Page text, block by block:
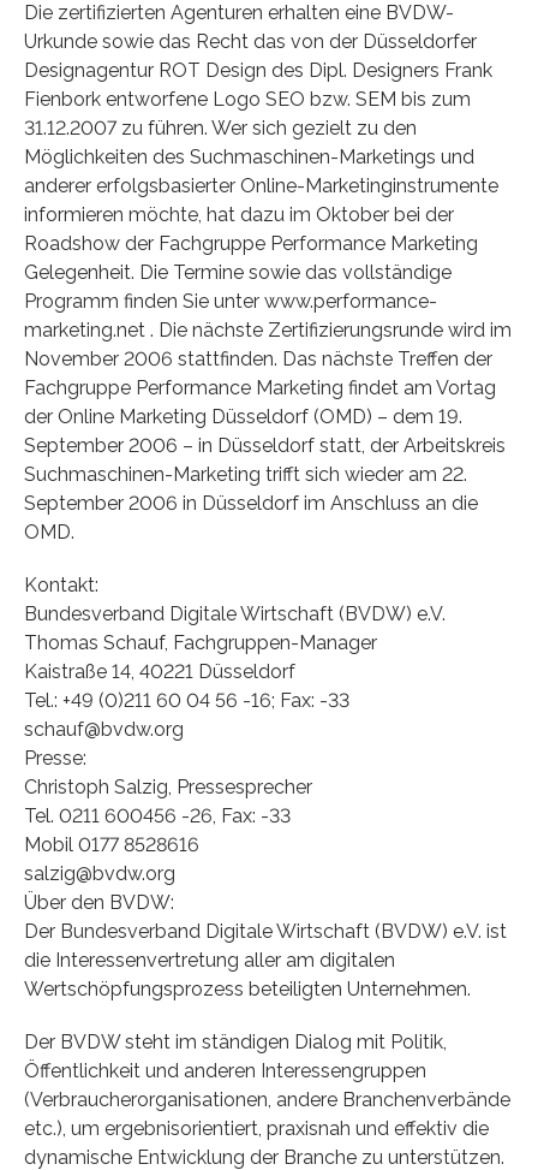
Die zertifizierten Agenturen erhalten eine BVDW-
Urkunde sowie das Recht das von der Düsseldorfer
Designagentur ROT Design des Dipl. Designers Frank
Fienbork entworfene Logo SEO bzw. SEM bis zum
31.12.2007 zu führen. Wer sich gezielt zu den
Möglichkeiten des Suchmaschinen-Marketings und
anderer erfolgsbasierter Online-Marketinginstrumente
informieren möchte, hat dazu im Oktober bei der
Roadshow der Fachgruppe Performance Marketing
Gelegenheit. Die Termine sowie das vollständige
Programm finden Sie unter www.performance-
marketing.net . Die nächste Zertifizierungsrunde wird im
November 2006 stattfinden. Das nächste Treffen der
Fachgruppe Performance Marketing findet am Vortag
der Online Marketing Düsseldorf (OMD) – dem 19.
September 2006 – in Düsseldorf statt, der Arbeitskreis
Suchmaschinen-Marketing trifft sich wieder am 22.
September 2006 in Düsseldorf im Anschluss an die
OMD.
Kontakt:
Bundesverband Digitale Wirtschaft (BVDW) e.V.
Thomas Schauf, Fachgruppen-Manager
Kaistraße 14, 40221 Düsseldorf
Tel.: +49 (0)211 60 04 56 -16; Fax: -33
schauf@bvdw.org
Presse:
Christoph Salzig, Pressesprecher
Tel. 0211 600456 -26, Fax: -33
Mobil 0177 8528616
salzig@bvdw.org
Über den BVDW:
Der Bundesverband Digitale Wirtschaft (BVDW) e.V. ist
die Interessenvertretung aller am digitalen
Wertschöpfungsprozess beteiligten Unternehmen.
Der BVDW steht im ständigen Dialog mit Politik,
Öffentlichkeit und anderen Interessengruppen
(Verbraucherorganisationen, andere Branchenverbände
etc.), um ergebnisorientiert, praxisnah und effektiv die
dynamische Entwicklung der Branche zu unterstützen.